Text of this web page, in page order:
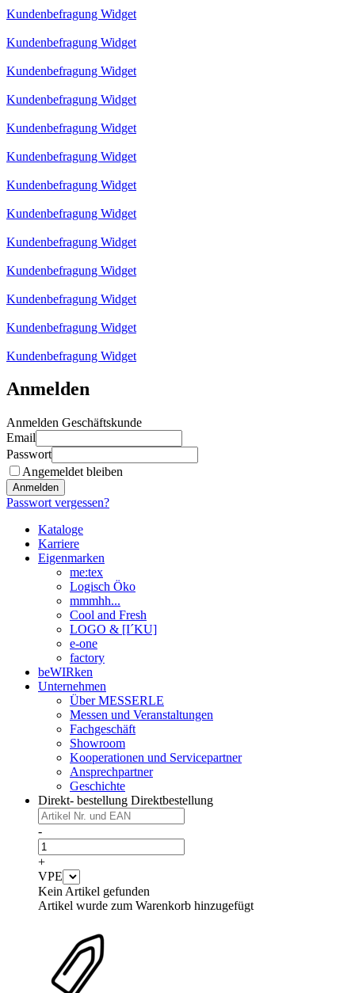
Kundenbefragung Widget
Kundenbefragung Widget
Kundenbefragung Widget
Kundenbefragung Widget
Kundenbefragung Widget
Kundenbefragung Widget
Kundenbefragung Widget
Kundenbefragung Widget
Kundenbefragung Widget
Kundenbefragung Widget
Kundenbefragung Widget
Kundenbefragung Widget
Kundenbefragung Widget
Anmelden
Anmelden Geschäftskunde
Email
Passwort
Angemeldet bleiben
Anmelden
Passwort vergessen?
Kataloge
Karriere
Eigenmarken
me:tex
Logisch Öko
mmmhh...
Cool and Fresh
LOGO & [I´KU]
e-one
factory
beWIRken
Unternehmen
Über MESSERLE
Messen und Veranstaltungen
Fachgeschäft
Showroom
Kooperationen und Servicepartner
Ansprechpartner
Geschichte
Direkt- bestellung Direktbestellung
-
+
VPE
Kein Artikel gefunden
Artikel wurde zum Warenkorb hinzugefügt